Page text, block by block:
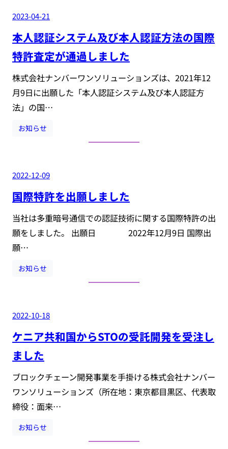
2023-04-21
本人認証システム及び本人認証方法の国際
特許査定が通過しました
株式会社ナンバーワンソリューションズは、2021年12
月9日に出願した「本人認証システム及び本人認証方
法」の国…
お知らせ
2022-12-09
国際特許を出願しました
当社は多重暗号通信での認証技術に関する国際特許の出
願をしました。 出願日 2022年12月9日 国際出
願…
お知らせ
2022-10-18
ケニア共和国からSTOの受託開発を受注し
ました
ブロックチェーン開発事業を手掛ける株式会社ナンバー
ワンソリューションズ（所在地：東京都目黒区、代表取
締役：面来…
お知らせ